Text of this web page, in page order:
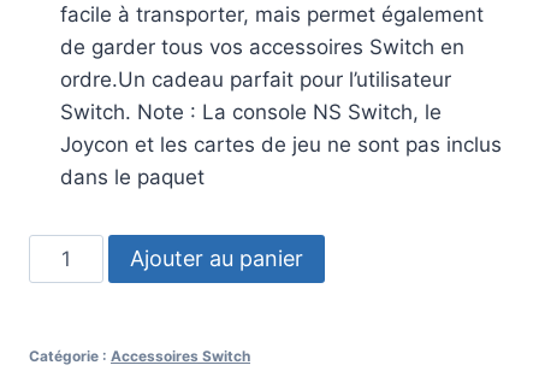
facile à transporter, mais permet également
de garder tous vos accessoires Switch en
ordre.Un cadeau parfait pour l’utilisateur
Switch. Note : La console NS Switch, le
Joycon et les cartes de jeu ne sont pas inclus
dans le paquet
Ajouter au panier
Catégorie : Accessoires Switch